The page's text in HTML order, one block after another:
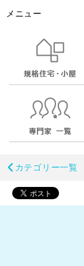
メニュー
カテゴリー一覧